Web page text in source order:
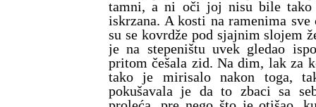
tamni, a ni oči joj nisu bile tako
iskrzana. A kosti na ramenima
su se kovrdže pod sjajnim slojem
je na stepeništu uvek gledao
pritom češala zid. Na dim, lak za
tako je mirisalo nakon toga,
pokušavala je da to zbaci sa